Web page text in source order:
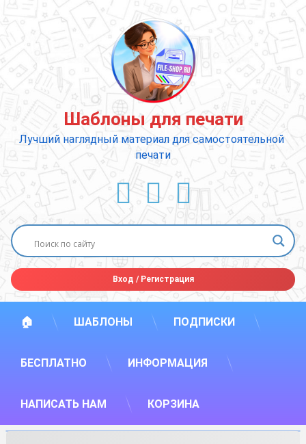
содержимому
Шаблоны для печати
Лучший наглядный материал для самостоятельной
печати
ВКонтакте
YouTube
E-mail
Вход /Регистрация
🏠 ШАБЛОНЫ ПОДПИСКИ
БЕСПЛАТНО ИНФОРМАЦИЯ
НАПИСАТЬ НАМ КОРЗИНА